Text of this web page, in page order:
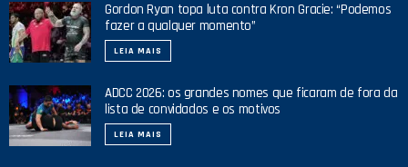
Gordon Ryan topa luta contra Kron Gracie: “Podemos
fazer a qualquer momento”
LEIA MAIS
ADCC 2026: os grandes nomes que ficaram de fora da
lista de convidados e os motivos
LEIA MAIS